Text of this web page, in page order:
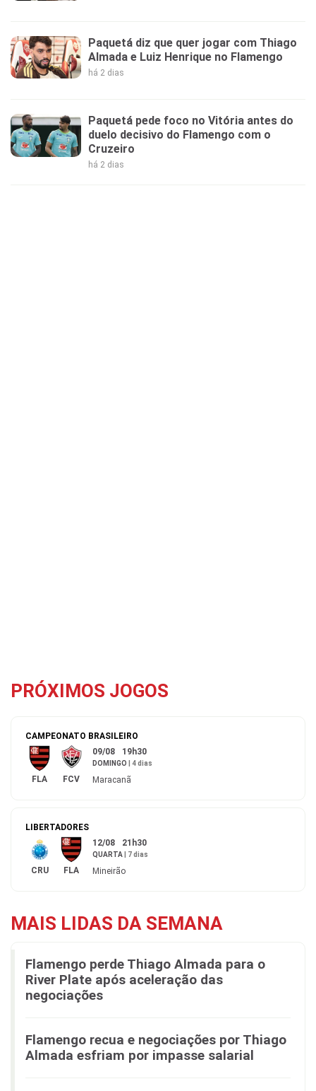
Paquetá diz que quer jogar com Thiago
Almada e Luiz Henrique no Flamengo
há 2 dias
Paquetá pede foco no Vitória antes do
duelo decisivo do Flamengo com o
Cruzeiro
há 2 dias
PRÓXIMOS JOGOS
CAMPEONATO BRASILEIRO
FLA FCV
09/08 19h30
DOMINGO 4 dias
Maracanã
LIBERTADORES
CRU FLA
12/08 21h30
QUARTA 7 dias
Mineirão
MAIS LIDAS DA SEMANA
Flamengo perde Thiago Almada para o
River Plate após aceleração das
negociações
Flamengo recua e negociações por Thiago
Almada esfriam por impasse salarial